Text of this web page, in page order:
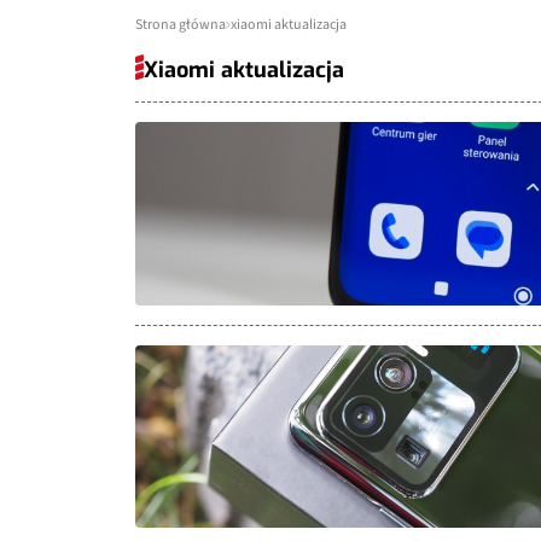
Strona główna xiaomi aktualizacja
Xiaomi aktualizacja